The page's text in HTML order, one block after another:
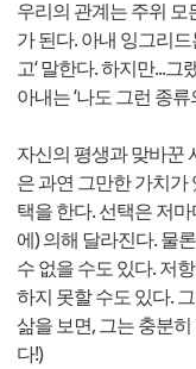
우리의 관계는 주위
가 된다. 아내 잉그리
고‘ 말한다. 하지만...그
아내는 ‘나도 그런 종
자신의 평생과 맞바꾼
은 과연 그만한 가치가
택을 한다. 선택은 저
에) 의해 달라진다. 물
수 없을 수도 있다. 저
하지 못할 수도 있다.
삶을 보면, 그는 충분
다!)